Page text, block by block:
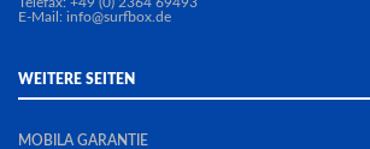
E-Mail: info@surfbox.de
WEITERE SEITEN
MOBILA GARANTIE